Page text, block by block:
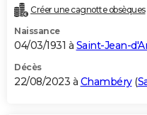
Créer une cagnotte obsèques
Naissance
04/03/1931 à Saint-Jean-
Décès
22/08/2023 à Chambéry(